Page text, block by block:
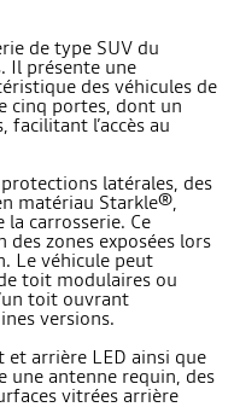
de type SUV du
Il présente une
des véhicules de
cinq portes, dont un
l’accès au
latérales, des
matériau Starkle®,
carrosserie. Ce
zones exposées lors
Le véhicule peut
toit modulaires ou
toit ouvrant
versions.
et arrière LED ainsi que
une antenne requin, des
vitrées arrière